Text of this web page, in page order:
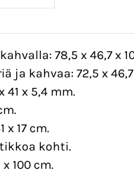
78,5 x 46,7 x
ja kahvaa: 72,5 x
x 5,4 mm.
x 17 cm.
kohti.
100 cm.